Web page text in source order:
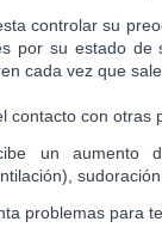
controlar su
por su estado de
cada vez que
contacto con otras
un aumento
problemas para